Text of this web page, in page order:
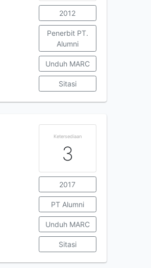
2012
Penerbit PT.
Alumni
Unduh MARC
Sitasi
Ketersediaan
3
2017
PT Alumni
Unduh MARC
Sitasi